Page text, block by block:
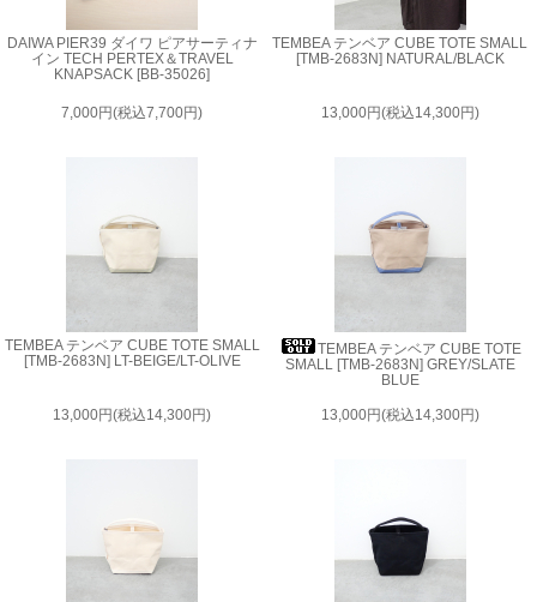
DAIWA PIER39 ダイワ ピアサーティナ
イン TECH PERTEX＆TRAVEL
KNAPSACK [BB-35026]
7,000円(税込7,700円)
TEMBEA テンベア CUBE TOTE SMALL
[TMB-2683N] NATURAL/BLACK
13,000円(税込14,300円)
TEMBEA テンベア CUBE TOTE SMALL
[TMB-2683N] LT-BEIGE/LT-OLIVE
13,000円(税込14,300円)
TEMBEA テンベア CUBE TOTE
SMALL [TMB-2683N] GREY/SLATE
BLUE
13,000円(税込14,300円)